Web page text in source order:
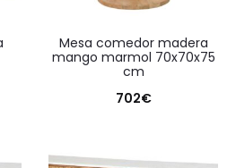
mesa comedor madera
mango marmol 70x70x75
cm
702€